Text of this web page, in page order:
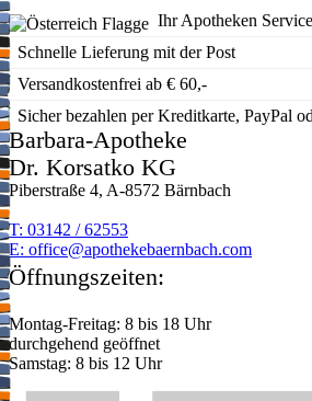
Ihr Apotheken
Schnelle Lieferung mit der Post
Versandkostenfrei ab € 60,-
Sicher bezahlen per Kreditkarte, PayPal
Barbara-Apotheke
Dr. Korsatko KG
Piberstraße 4, A-8572 Bärnbach
T: 03142 / 62553
E: moc.hcabnreabekehtopa@eciffo
Öffnungszeiten:
Montag-Freitag: 8 bis 18 Uhr
durchgehend geöffnet
Samstag: 8 bis 12 Uhr